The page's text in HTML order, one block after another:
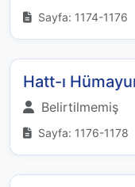
Sayfa: 1174-1176
Hatt-ı
Belirtilmemiş
Sayfa: 1176-1178